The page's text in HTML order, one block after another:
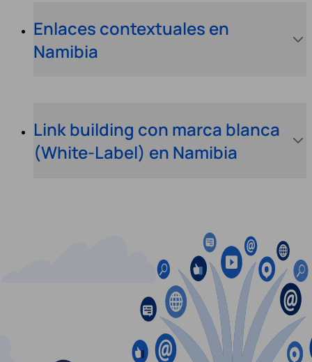
Enlaces contextuales en
Namibia
Link building con marca blanca
(White-Label) en Namibia